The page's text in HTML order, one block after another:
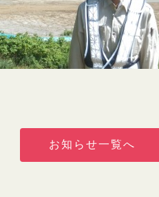
お知らせ一覧へ